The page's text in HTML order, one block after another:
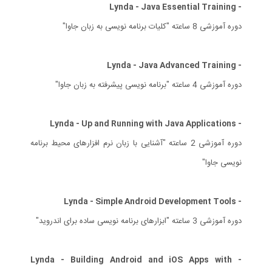
- Lynda - Java Essential Training
دوره آموزشی 8 ساعته "کلیات برنامه نویسی به زبان جاوا"
- Lynda - Java Advanced Training
دوره آموزشی 4 ساعته "برنامه نویسی پیشرفته به زبان جاوا"
- Lynda - Up and Running with Java Applications
دوره آموزشی 2 ساعته "آشنایی با زبان نرم افزارهای محیط برنامه
نویسی جاوا"
- Lynda - Simple Android Development Tools
دوره آموزشی 3 ساعته "ابزارهای برنامه نویسی ساده برای اندروید"
- Lynda - Building Android and iOS Apps with